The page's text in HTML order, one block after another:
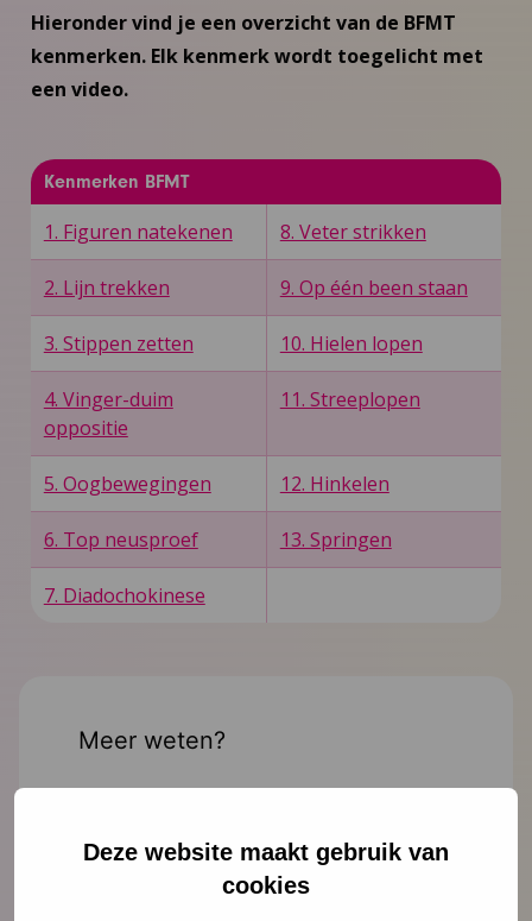
Deze website maakt gebruik van
cookies
Hieronder vind je een overzicht van de BFMT
kenmerken. Elk kenmerk wordt toegelicht met
een video.
Kenmerken BFMT
1. Figuren natekenen 8. Veter strikken
2. Lijn trekken 9. Op één been staan
3. Stippen zetten 10. Hielen lopen
4. Vinger-duim
oppositie
11. Streeplopen
5. Oogbewegingen 12. Hinkelen
6. Top neusproef 13. Springen
7. Diadochokinese
Meer weten?